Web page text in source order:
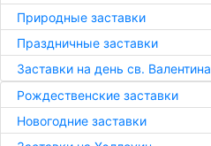
Природные заставки
Праздничные заставки
Заставки на день св. Валентина
Рождественские заставки
Новогодние заставки